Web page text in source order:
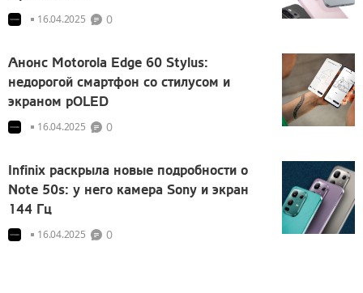
16.04.2025 0
Анонс Motorola Edge 60 Stylus:
недорогой смартфон со стилусом и
экраном pOLED
16.04.2025 0
Infinix раскрыла новые подробности о
Note 50s: у него камера Sony и экран
144 Гц
16.04.2025 0